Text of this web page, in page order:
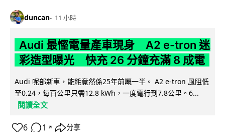
duncan 11 小時
Audi 最慳電量產車現身 A2 e-tron 迷
彩造型曝光 快充 26 分鐘充滿 8 成電
Audi 呢部新車，能耗竟然係25年前嘅一半。 A2 e-tron 風阻低
至0.24，每百公里只需12.8 kWh，一度電行到7.8公里。6...
閱讀全文
6 1 ↗ 分享